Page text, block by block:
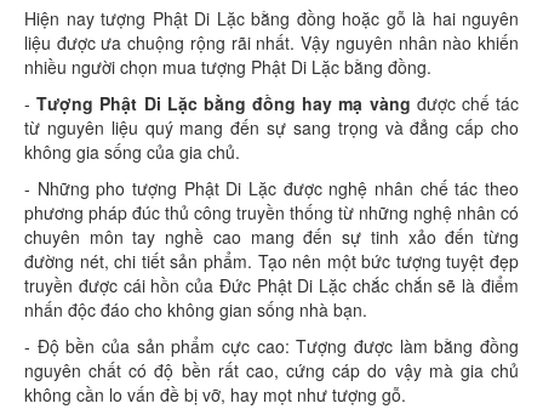
Hiện nay tượng Phật Di Lặc bằng đồng hoặc gỗ là hai nguyên
liệu được ưa chuộng rộng rãi nhất. Vậy nguyên nhân nào khiến
nhiều người chọn mua tượng Phật Di Lặc bằng đồng.
-Tượng Phật Di Lặc bằng đồng hay mạ vàng được chế tác
từ nguyên liệu quý mang đến sự sang trọng và đẳng cấp cho
không gia sống của gia chủ.
- Những pho tượng Phật Di Lặc được nghệ nhân chế tác theo
phương pháp đúc thủ công truyền thống từ những nghệ nhân có
chuyên môn tay nghề cao mang đến sự tinh xảo đến từng
đường nét, chi tiết sản phẩm. Tạo nên một bức tượng tuyệt đẹp
truyền được cái hồn của Đức Phật Di Lặc chắc chắn sẽ là điểm
nhấn độc đáo cho không gian sống nhà bạn.
- Độ bền của sản phẩm cực cao: Tượng được làm bằng đồng
nguyên chất có độ bền rất cao, cứng cáp do vậy mà gia chủ
không cần lo vấn đề bị vỡ, hay mọt như tượng gỗ.